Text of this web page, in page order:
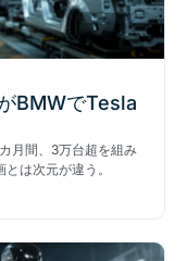
BMWでTesla
月間、3万台超を組み
は次元が違う。